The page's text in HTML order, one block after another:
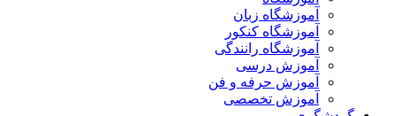
آموزشگاه زبان
آموزشگاه کنکور
آموزشگاه رانندگی
آموزش درسی
آموزش حرفه و فن
آموزش تخصصی